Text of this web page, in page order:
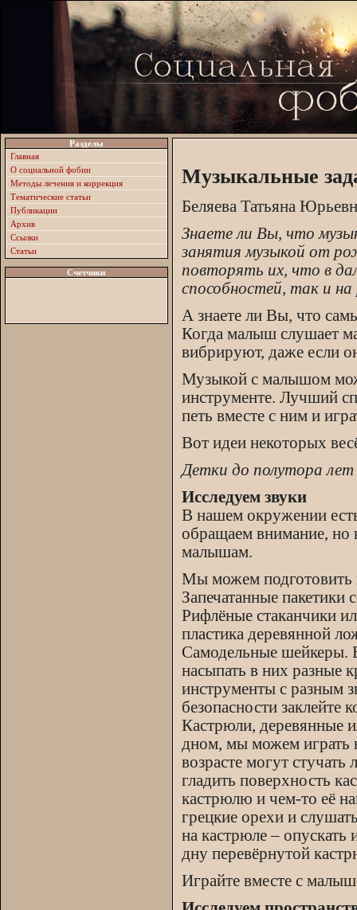
Разделы
Главная
О социальной фобии
Методы лечения и коррекция
Тематические статьи
Публикации
Архив
Ссылки
Статьи
Счетчики
Музыкальные
Беляева Татьяна
Знаете ли Вы, что
занятия музыкой от
повторять их, что в
способностей, так и
А знаете ли Вы, что
Когда малыш слушает
вибрируют, даже если
Музыкой с малышом
инструменте. Лучший
петь вместе с ним и
Вот идеи некоторых
Детки до полутора лет
Исследуем звуки
В нашем окружении
обращаем внимание, но
малышам.
Мы можем подготовить
Запечатанные
Рифлёные стаканчики
пластика деревянной
Самодельные шейкеры.
насыпать в них разные
инструменты с разным
безопасности заклейте
Кастрюли, деревянные
дном, мы можем играть
возрасте могут
гладить поверхность
кастрюлю и чем-то её
грецкие орехи и
на кастрюле –
дну перевёрнутой
Играйте вместе с